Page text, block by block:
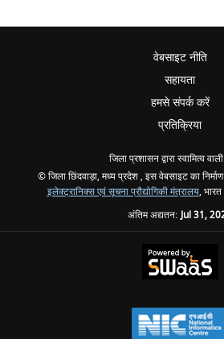
वेबसाइट नीति
सहायता
हमसे संपर्क करें
प्रतिक्रिया
जिला प्रशासन द्वारा स्वामित्व
© जिला छिंदवाड़ा, मध्य प्रदेश , इस वेबसाइट का निर्माण
इलेक्ट्रानिक्स एवं सूचना प्रौद्योगिकी मंत्रालय, भारत
अंतिम अद्यतन:Jul 31,